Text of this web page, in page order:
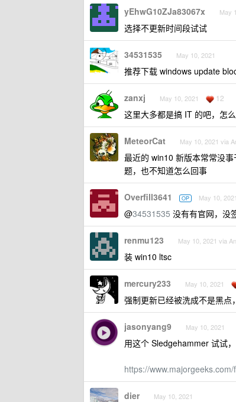
yEhwG10ZJa83067x May
选择不更新时间段试试
34531535 May 10, 2021
推荐下载 windows update
zanxj May 10, 2021 12
这里大多都是搞 IT 的吧，怎
MeteorCat May 10, 2021 via
最近的 win10 新版本常常没
题，也不知道怎么回事
Overfill3641 OP May 10, 2021
@34531535 没有有官网，没
renmu123 May 10, 2021 via
装 win10 ltsc
mercury233 May 10, 2021
强制更新已经被洗成不是黑
jasonyang9 May 10, 2021
用这个 Sledgehammer 试试
https://
dier May 10, 2021